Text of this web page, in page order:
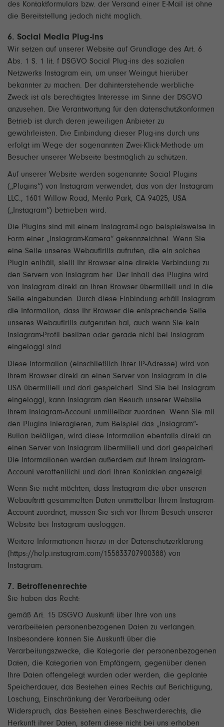
des Kontaktformulars bzw. der Versand einer E-Mail ist ohne
die Bereitstellung jedoch nicht möglich.
6. Social Media Plug-ins
Wir setzen auf unserer Website auf Grundlage des Art. 6
Abs. 1 S. 1 lit. f DSGVO Social Plug-ins des sozialen
Netzwerks Instagram ein, um unser Weingut hierüber
bekannter zu machen. Der dahinterstehende werbliche
Zweck ist als berechtigtes Interesse im Sinne der DSGVO
anzusehen. Die Verantwortung für den datenschutzkonformen
Betrieb ist durch deren jeweiligen Anbieter zu
gewährleisten. Die Einbindung dieser Plug-ins durch uns
erfolgt im Wege der sogenannten Zwei-Klick-Methode um
Besucher unserer Webseite bestmöglich zu schützen.
Auf unserer Website werden sogenannte Social Plugins
(„Plugins“) von Instagram verwendet, das von der Instagram
LLC., 1601 Willow Road, Menlo Park, CA 94025, USA
(„Instagram“) betrieben wird.
Die Plugins sind mit einem Instagram-Logo beispielsweise in
Form einer „Instagram-Kamera“ gekennzeichnet. Wenn Sie
eine Seite unseres Webauftritts aufrufen, die ein solches
Plugin enthält, stellt Ihr Browser eine direkte Verbindung zu
den Servern von Instagram her. Der Inhalt des Plugins wird
von Instagram direkt an Ihren Browser übermittelt und in die
Seite eingebunden. Durch diese Einbindung erhält Instagram
die Information, dass Ihr Browser die entsprechende Seite
unseres Webauftritts aufgerufen hat, auch wenn Sie kein
Instagram-Profil besitzen oder gerade nicht bei Instagram
eingeloggt sind.
Diese Information (einschließlich Ihrer IP-Adresse) wird von
Ihrem Browser direkt an einen Server von Instagram in die
USA übermittelt und dort gespeichert. Sind Sie bei Instagram
eingeloggt, kann Instagram den Besuch unserer Website
Ihrem Instagram-Account unmittelbar zuordnen. Wenn Sie mit
den Plugins interagieren, zum Beispiel das „Instagram“-
Button betätigen, wird diese Information ebenfalls direkt an
einen Server von Instagram übermittelt und dort gespeichert.
Die Informationen werden außerdem auf Ihrem Instagram-
Account veröffentlicht und dort Ihren Kontakten angezeigt.
Wenn Sie nicht möchten, dass Instagram die über unseren
Webauftritt gesammelten Daten unmittelbar Ihrem Instagram-
Account zuordnet, müssen Sie sich vor Ihrem Besuch unserer
Website bei Instagram ausloggen.
Weitere Informationen hierzu in der Datenschutzerklärung
(https://help.instagram.com/155833707900388) von
Instagram.
7. Betroffenenrechte
Sie haben das Recht:
gemäß Art. 15 DSGVO Auskunft über Ihre von uns
verarbeiteten personenbezogenen Daten zu verlangen.
Insbesondere können Sie Auskunft über die
Verarbeitungszwecke, die Kategorie der personenbezogenen
Daten, die Kategorien von Empfängern, gegenüber denen
Ihre Daten offengelegt wurden oder werden, die geplante
Speicherdauer, das Bestehen eines Rechts auf Berichtigung,
Löschung, Einschränkung der Verarbeitung oder
Widerspruch, das Bestehen eines Beschwerderechts, die
Herkunft ihrer Daten, sofern diese nicht bei uns erhoben